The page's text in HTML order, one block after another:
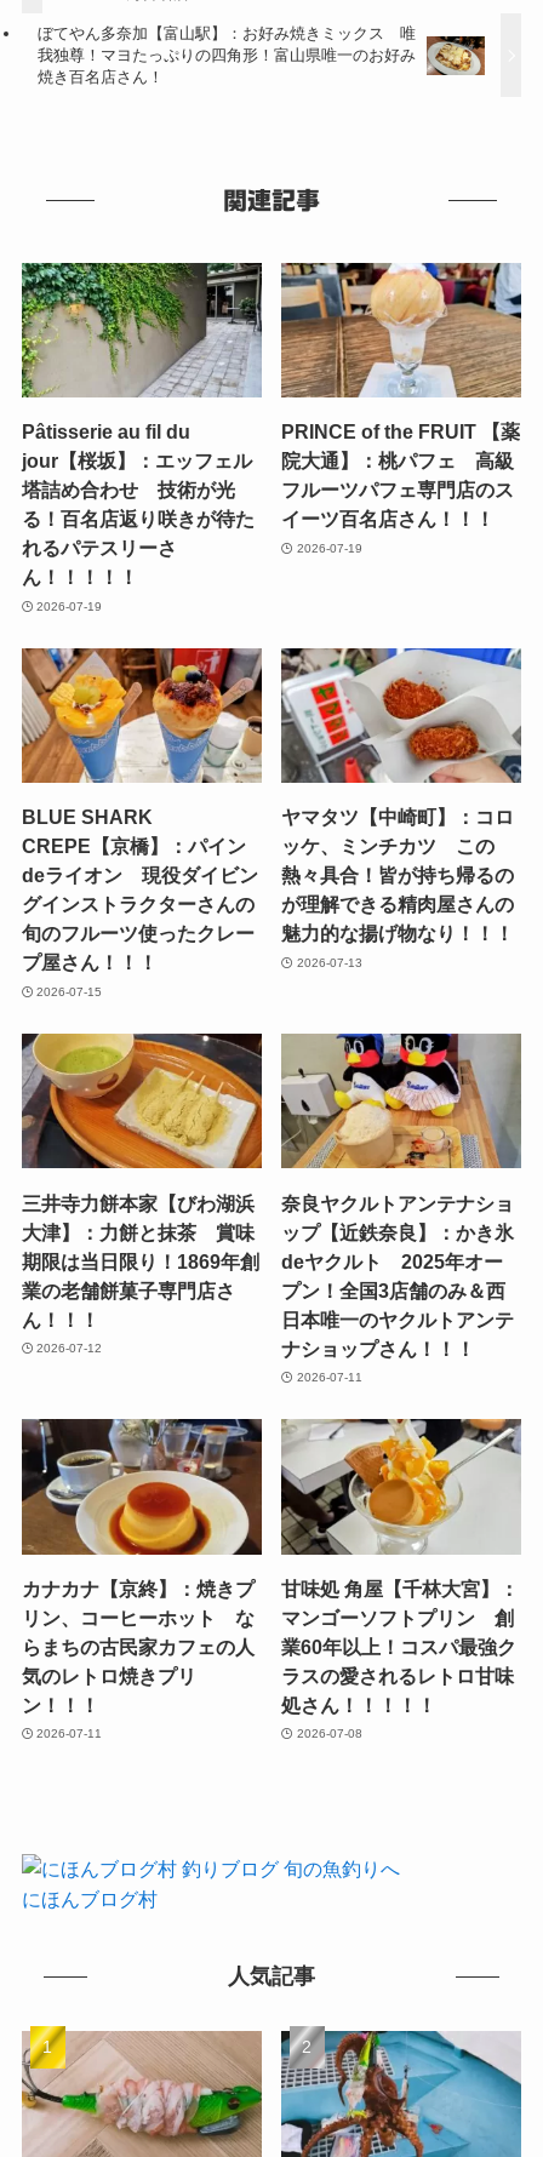
ぼてやん多奈加【富山駅】：お好み焼きミックス 唯
我独尊！マヨたっぷりの四角形！富山県唯一のお好み
焼き百名店さん！
関連記事
Pâtisserie au fil du
jour【桜坂】：エッフェル
塔詰め合わせ 技術が光
る！百名店返り咲きが待た
れるパテスリーさ
ん！！！！！
2026-07-19
PRINCE of the FRUIT 【薬
院大通】：桃パフェ 高級
フルーツパフェ専門店のス
イーツ百名店さん！！！
2026-07-19
BLUE SHARK
CREPE【京橋】：パイン
deライオン 現役ダイビン
グインストラクターさんの
旬のフルーツ使ったクレー
プ屋さん！！！
2026-07-15
ヤマタツ【中崎町】：コロ
ッケ、ミンチカツ この
熱々具合！皆が持ち帰るの
が理解できる精肉屋さんの
魅力的な揚げ物なり！！！
2026-07-13
三井寺力餅本家【びわ湖浜
大津】：力餅と抹茶 賞味
期限は当日限り！1869年創
業の老舗餅菓子専門店さ
ん！！！
2026-07-12
奈良ヤクルトアンテナショ
ップ【近鉄奈良】：かき氷
deヤクルト 2025年オー
プン！全国3店舗のみ＆西
日本唯一のヤクルトアンテ
ナショップさん！！！
2026-07-11
カナカナ【京終】：焼きプ
リン、コーヒーホット な
らまちの古民家カフェの人
気のレトロ焼きプリ
ン！！！
2026-07-11
甘味処 角屋【千林大宮】：
マンゴーソフトプリン 創
業60年以上！コスパ最強ク
ラスの愛されるレトロ甘味
処さん！！！！！
2026-07-08
にほんブログ村
人気記事